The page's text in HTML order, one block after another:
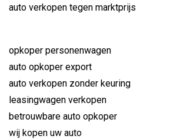
auto verkopen tegen marktprijs
opkoper personenwagen
auto opkoper export
auto verkopen zonder keuring
leasingwagen verkopen
betrouwbare auto opkoper
wij kopen uw auto